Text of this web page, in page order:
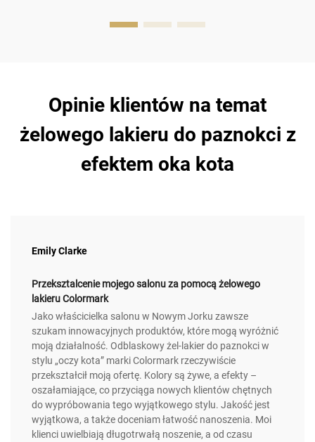
Opinie klientów na temat
żelowego lakieru do paznokci z
efektem oka kota
Emily Clarke
Przeksztalcenie mojego salonu za pomocą żelowego
lakieru Colormark
Jako właścicielka salonu w Nowym Jorku zawsze
szukam innowacyjnych produktów, które mogą wyróżnić
moją działalność. Odblaskowy żel-lakier do paznokci w
stylu „oczy kota” marki Colormark rzeczywiście
przekształcił moją ofertę. Kolory są żywe, a efekty –
oszałamiające, co przyciąga nowych klientów chętnych
do wypróbowania tego wyjątkowego stylu. Jakość jest
wyjątkowa, a także doceniam łatwość nanoszenia. Moi
klienci uwielbiają długotrwałą noszenie, a od czasu